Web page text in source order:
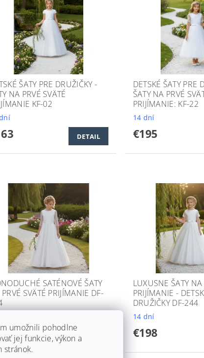
ŠATY PRE DRUŽIČKY -
NA PRVÉ SVÄTÉ
KF-02
DETAIL
DETSKÉ ŠATY PRE
ŠATY NA PRVÉ
PRIJÍMANIE: KF-22
14 dní
€195
SATÉNOVÉ ŠATY
SVÄTÉ PRIJÍMANIE DF-
DETAIL
LUXUSNE ŠATY NA
PRIJÍMANIE -
DRUŽIČKY DF-244
14 dní
€198
umožnili pohodlne
jej funkcie, výkon a
stránok.